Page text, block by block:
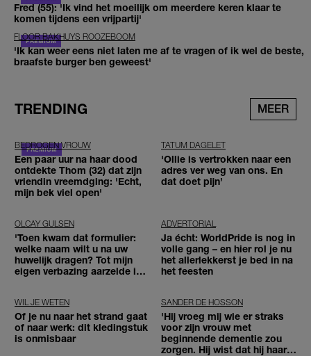
Fred (55): 'Ik vind het moeilijk om meerdere keren klaar te
komen tijdens een vrijpartij'
FLOOR BAKHUYS ROOZEBOOM
'Ik kan weer eens niet laten me af te vragen of ik wel de beste,
braafste burger ben geweest'
TRENDING MEER
BEDROGEN VROUW
Een paar uur na haar dood
ontdekte Thom (32) dat zijn
vriendin vreemdging: 'Echt,
mijn bek viel open'
TATUM DAGELET
'Ollie is vertrokken naar een
adres ver weg van ons. En
dat doet pijn’
OLCAY GULSEN
'Toen kwam dat formulier:
welke naam wilt u na uw
huwelijk dragen? Tot mijn
eigen verbazing aarzelde ik
ADVERTORIAL
Ja écht: WorldPride is nog in
volle gang – en hier rol je nu
het allerlekkerst je bed in na
het feesten
WIL JE WETEN
Of je nu naar het strand gaat
of naar werk: dit kledingstuk
is onmisbaar
SANDER DE HOSSON
'Hij vroeg mij wie er straks
voor zijn vrouw met
beginnende dementie zou
zorgen. Hij wist dat hij haar